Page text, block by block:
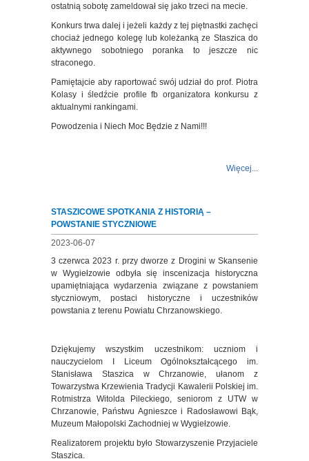
ostatnią sobotę zameldował się jako trzeci na mecie.
Konkurs trwa dalej i jeżeli każdy z tej piętnastki zachęci
chociaż jednego kolegę lub koleżanką ze Staszica do
aktywnego sobotniego poranka to jeszcze nic
straconego.
Pamiętajcie aby raportować swój udział do prof. Piotra
Kolasy i śledźcie profile fb organizatora konkursu z
aktualnymi rankingami.
Powodzenia i Niech Moc Będzie z Nami!!!
Więcej...
STASZICOWE SPOTKANIA Z HISTORIĄ –
POWSTANIE STYCZNIOWE
2023-06-07
3 czerwca 2023 r. przy dworze z Drogini w Skansenie
w Wygiełzowie odbyła się inscenizacja historyczna
upamiętniająca wydarzenia związane z powstaniem
styczniowym, postaci historyczne i uczestników
powstania z terenu Powiatu Chrzanowskiego.
Dziękujemy wszystkim uczestnikom: uczniom i
nauczycielom I Liceum Ogólnokształcącego im.
Stanisława Staszica w Chrzanowie, ułanom z
Towarzystwa Krzewienia Tradycji Kawalerii Polskiej im.
Rotmistrza Witolda Pileckiego, seniorom z UTW w
Chrzanowie, Państwu Agnieszce i Radosławowi Bąk,
Muzeum Małopolski Zachodniej w Wygiełzowie.
Realizatorem projektu było Stowarzyszenie Przyjaciele
Staszica.